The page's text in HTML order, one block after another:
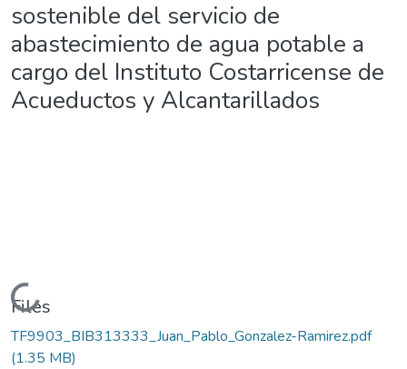
sostenible del servicio de
abastecimiento de agua potable a
cargo del Instituto Costarricense de
Acueductos y Alcantarillados
Loading...
Files
TF9903_BIB313333_Juan_Pablo_Gonzalez-Ramirez.pdf
(1.35 MB)